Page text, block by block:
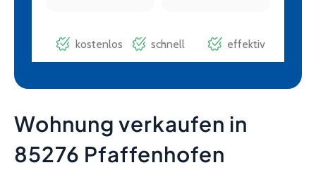
Wohnung verkaufen in
85276 Pfaffenhofen